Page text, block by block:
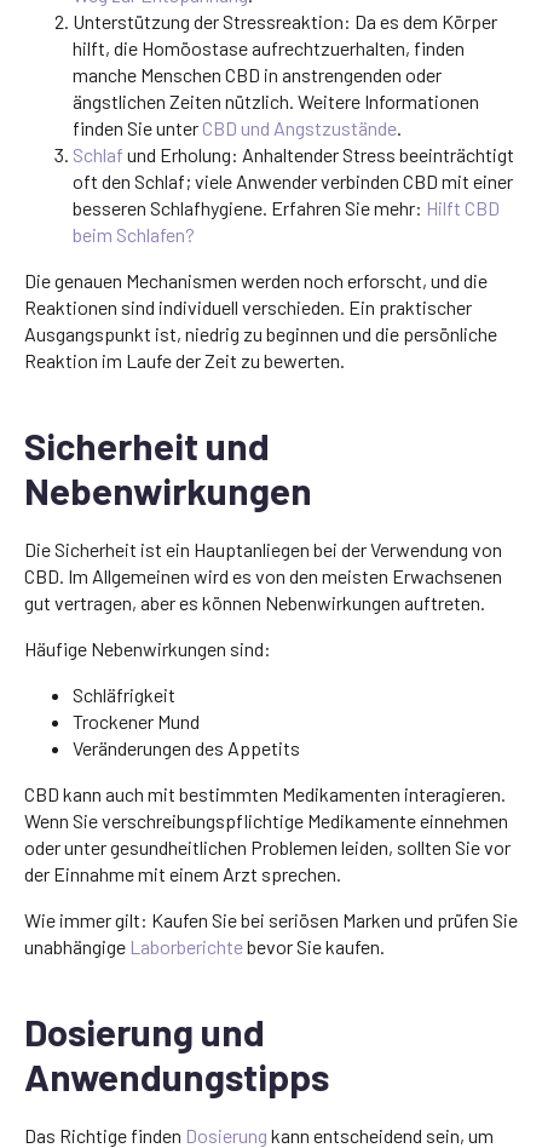
Unterstützung der Stressreaktion: Da es dem Körper
hilft, die Homöostase aufrechtzuerhalten, finden
manche Menschen CBD in anstrengenden oder
ängstlichen Zeiten nützlich. Weitere Informationen
finden Sie unter CBD und Angstzustände.
Schlaf und Erholung: Anhaltender Stress beeinträchtigt
oft den Schlaf; viele Anwender verbinden CBD mit einer
besseren Schlafhygiene. Erfahren Sie mehr: Hilft CBD
beim Schlafen?
Die genauen Mechanismen werden noch erforscht, und die
Reaktionen sind individuell verschieden. Ein praktischer
Ausgangspunkt ist, niedrig zu beginnen und die persönliche
Reaktion im Laufe der Zeit zu bewerten.
Sicherheit und
Nebenwirkungen
Die Sicherheit ist ein Hauptanliegen bei der Verwendung von
CBD. Im Allgemeinen wird es von den meisten Erwachsenen
gut vertragen, aber es können Nebenwirkungen auftreten.
Häufige Nebenwirkungen sind:
Schläfrigkeit
Trockener Mund
Veränderungen des Appetits
CBD kann auch mit bestimmten Medikamenten interagieren.
Wenn Sie verschreibungspflichtige Medikamente einnehmen
oder unter gesundheitlichen Problemen leiden, sollten Sie vor
der Einnahme mit einem Arzt sprechen.
Wie immer gilt: Kaufen Sie bei seriösen Marken und prüfen Sie
unabhängige Laborberichtebevor Sie kaufen.
Dosierung und
Anwendungstipps
Das Richtige finden Dosierung kann entscheidend sein, um